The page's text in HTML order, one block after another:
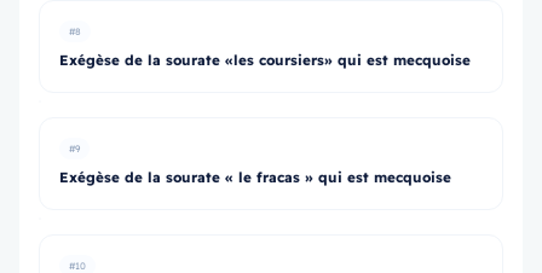
#8
Exégèse de la sourate «les coursiers» qui est mecquoise
#9
Exégèse de la sourate « le fracas » qui est mecquoise
#10